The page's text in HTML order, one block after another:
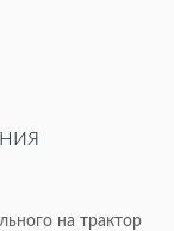
на трактор